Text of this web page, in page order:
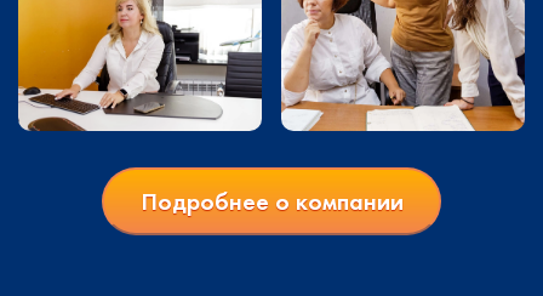
Подробнее о компании